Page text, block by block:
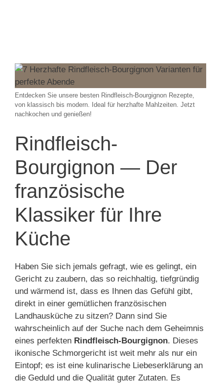
Entdecken Sie unsere besten Rindfleisch-Bourgignon Rezepte,
von klassisch bis modern. Ideal für herzhafte Mahlzeiten. Jetzt
nachkochen und genießen!
Rindfleisch-
Bourgignon — Der
französische
Klassiker für Ihre
Küche
Haben Sie sich jemals gefragt, wie es gelingt, ein
Gericht zu zaubern, das so reichhaltig, tiefgründig
und wärmend ist, dass es Ihnen das Gefühl gibt,
direkt in einer gemütlichen französischen
Landhausküche zu sitzen? Dann sind Sie
wahrscheinlich auf der Suche nach dem Geheimnis
eines perfekten Rindfleisch-Bourgignon. Dieses
ikonische Schmorgericht ist weit mehr als nur ein
Eintopf; es ist eine kulinarische Liebeserklärung an
die Geduld und die Qualität guter Zutaten. Es